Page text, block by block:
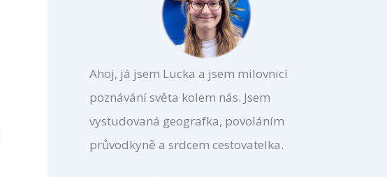
Ahoj, já jsem Lucka a jsem milovnicí
poznávání světa kolem nás. Jsem
vystudovaná geografka, povoláním
průvodkyně a srdcem cestovatelka.